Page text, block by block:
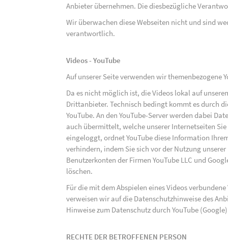
Anbieter übernehmen. Die diesbezügliche
Wir überwachen diese Webseiten nicht und sind
verantwortlich.
Videos - YouTube
Auf unserer Seite verwenden wir
Da es nicht möglich ist, die Videos lokal auf
Drittanbieter. Technisch bedingt kommt es durch
YouTube. An den YouTube-Server werden dabei
auch übermittelt, welche unserer Internetseiten
eingeloggt, ordnet YouTube diese Information
verhindern, indem Sie sich vor der Nutzung
Benutzerkonten der Firmen YouTube LLC und
löschen.
Für die mit dem Abspielen eines Videos
verweisen wir auf die Datenschutzhinweise des
Hinweise zum Datenschutz durch YouTube
RECHTE DER BETROFFENEN PERSON